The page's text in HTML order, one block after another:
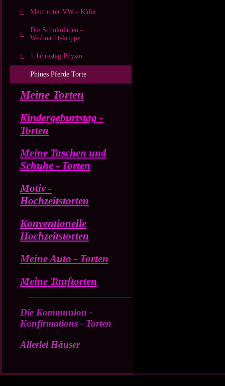
Mein roter VW - Käfer
Die Schokoladen -
Weihnachtskrippe
1.Jahrestag Physio
Phines Pferde Torte
Meine Torten
Kindergeburtstag -
Torten
Meine Taschen und
Schuhe - Torten
Motiv -
Hochzeitstorten
Konventionelle
Hochzeitstorten
Meine Auto - Torten
Meine Tauftorten
Die Kommunion -
Konfirmations - Torten
Allerlei Häuser